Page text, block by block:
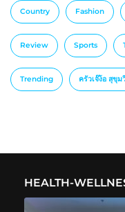
Country Fashion
Review Sports
Trending ครัวเจ๊ง้อ สุขุม
HEALTH-